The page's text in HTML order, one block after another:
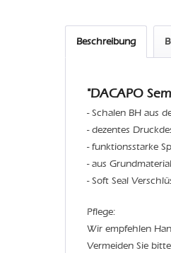
Beschreibung
"DACAPO
- Schalen BH aus
- dezentes
- funktionsstarke
- aus
- Soft Seal
Pflege:
Wir empfehlen
Vermeiden Sie